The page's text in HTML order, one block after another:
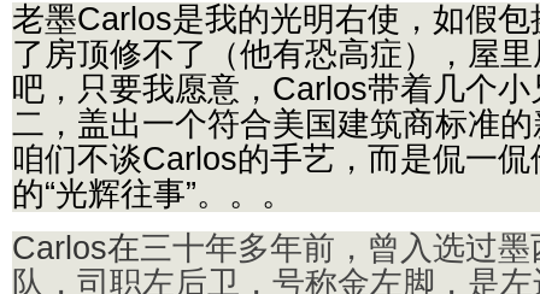
老墨Carlos是我的光明右使，如假
了房顶修不了（他有恐高症），屋
吧，只要我愿意，Carlos带着几个
二，盖出一个符合美国建筑商标准
咱们不谈Carlos的手艺，而是侃一
的“光辉往事”。。。
Carlos在三十年多年前，曾入选过
队，司职左后卫，号称金左脚，是